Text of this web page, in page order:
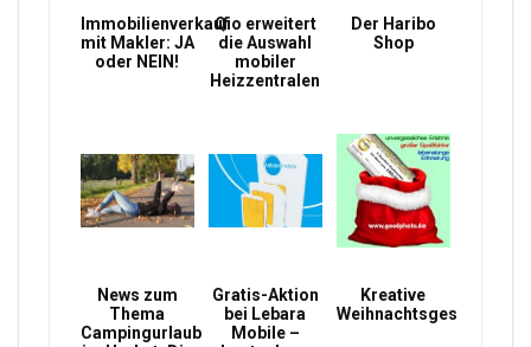
Immobilienverkauf
mit Makler: JA
oder NEIN!
Qio erweitert
die Auswahl
mobiler
Heizzentralen
Der Haribo
Shop
News zum
Thema
Campingurlaub
Gratis-Aktion
bei Lebara
Mobile –
Kreative
Weihnachtsgeschenke